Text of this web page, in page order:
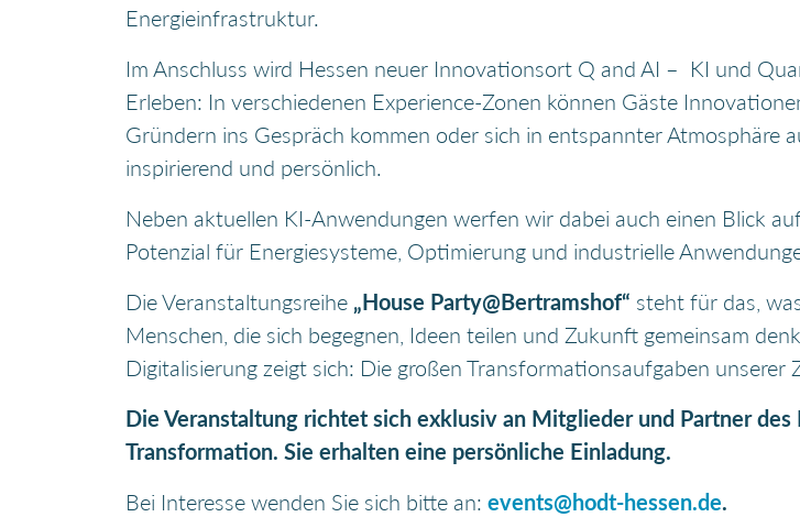
Energieinfrastruktur.
Im Anschluss wird Hessen neuer Innovationsort Q and AI – KI und
Erleben: In verschiedenen Experience-Zonen können Gäste
Gründern ins Gespräch kommen oder sich in entspannter Atmosphäre
inspirierend und persönlich.
Neben aktuellen KI-Anwendungen werfen wir dabei auch einen Blick
Potenzial für Energiesysteme, Optimierung und industrielle
Die Veranstaltungsreihe „House Party@Bertramshof“ steht für das,
Menschen, die sich begegnen, Ideen teilen und Zukunft gemeinsam
Digitalisierung zeigt sich: Die großen Transformationsaufgaben unserer
Die Veranstaltung richtet sich exklusiv an Mitglieder und Partner
Transformation. Sie erhalten eine persönliche Einladung.
Bei Interesse wenden Sie sich bitte an: events@hodt-hessen.de.